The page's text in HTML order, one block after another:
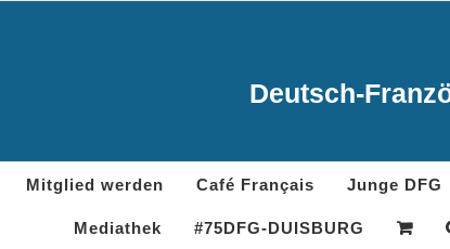
Deutsch-
Mitglied werden Café Français Junge DFG
Mediathek #75DFG-DUISBURG